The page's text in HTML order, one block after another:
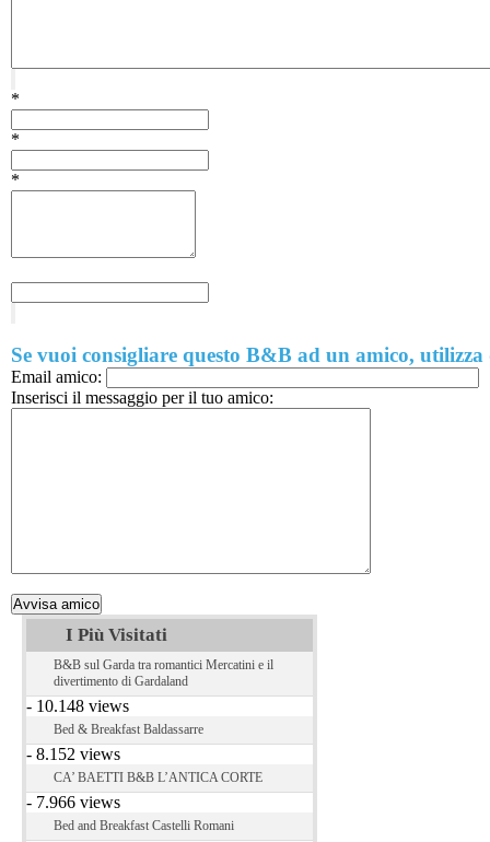
*
*
*
Se vuoi consigliare questo B&B ad un amico, utilizza
Email amico:
Inserisci il messaggio per il tuo amico:
I Più Visitati
B&B sul Garda tra romantici Mercatini e il
divertimento di Gardaland
- 10.148 views
Bed & Breakfast Baldassarre
- 8.152 views
CA’ BAETTI B&B L’ANTICA CORTE
- 7.966 views
Bed and Breakfast Castelli Romani